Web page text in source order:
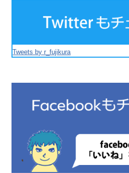
Tweets by r_fujikura